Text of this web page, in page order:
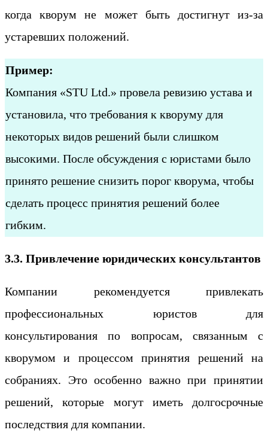
когда кворум не может быть достигнут из-за
устаревших положений.
Пример:
Компания «STU Ltd.» провела ревизию устава и
установила, что требования к кворуму для
некоторых видов решений были слишком
высокими. После обсуждения с юристами было
принято решение снизить порог кворума, чтобы
сделать процесс принятия решений более
гибким.
3.3. Привлечение юридических консультантов
Компании рекомендуется привлекать
профессиональных юристов для
консультирования по вопросам, связанным с
кворумом и процессом принятия решений на
собраниях. Это особенно важно при принятии
решений, которые могут иметь долгосрочные
последствия для компании.